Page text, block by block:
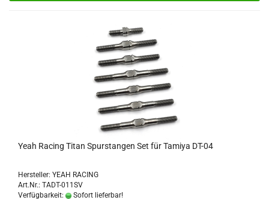
Yeah Racing Titan Spurstangen Set für Tamiya DT-04
Hersteller: YEAH RACING
Art.Nr.: TADT-011SV
Verfügbarkeit:
Sofort lieferbar!